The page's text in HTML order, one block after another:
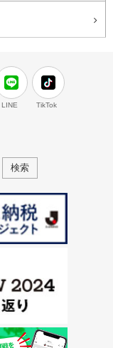
LINE TikTok
検索